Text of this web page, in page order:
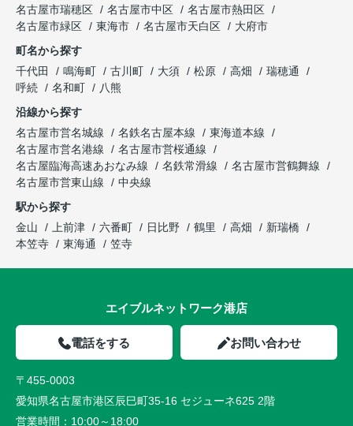
名古屋市瑞穂区
名古屋市中区
名古屋市熱田区
名古屋市緑区
東海市 名古屋市天白区
大府市
町名から探す
千代田
鳴海町 古川町 大須 松原 高畑
瑞穂通
呼続
名和町
八熊
沿線から探す
名古屋市営名城線
名鉄名古屋本線
東海道本線
名古屋市営名港線
名古屋市営桜通線
名古屋臨海高速あおなみ線
名鉄常滑線
名古屋市営鶴舞線
名古屋市営東山線
中央線
駅から探す
金山
上前津 六番町 日比野 鶴里 高畑
新瑞橋
本笠寺
東海通 笠寺
エイブルネットワーク港店
電話をする お問い合わせ
〒455-0003
愛知県名古屋市港区辰巳町35-16 セジューネ625 2階
営業時間： 10:00～18:00